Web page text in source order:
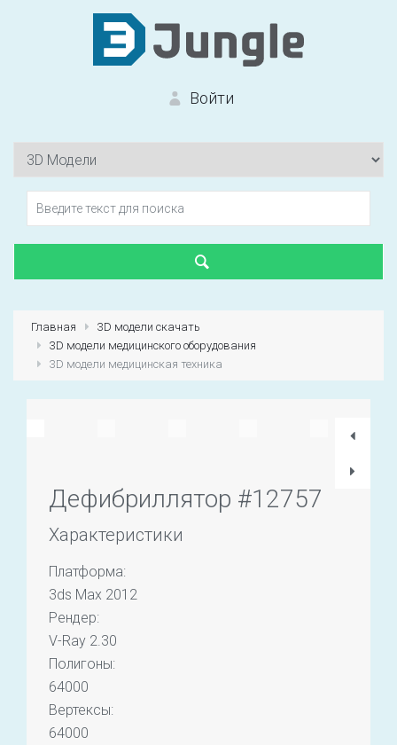
Войти
Зарегистрироваться
Главная
3D модели скачать
3D модели медицинского оборудования
3D модели медицинская техника
Дефибриллятор #12757
Характеристики
Платформа:
3ds Max 2012
Рендер:
V-Ray 2.30
Полигоны:
64000
Вертексы:
64000